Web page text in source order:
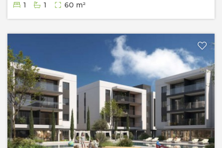
1 1 60 m²